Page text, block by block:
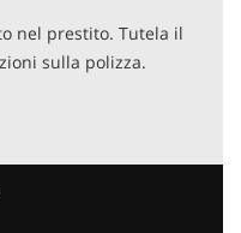
nel prestito. Tutela il
sulla polizza.